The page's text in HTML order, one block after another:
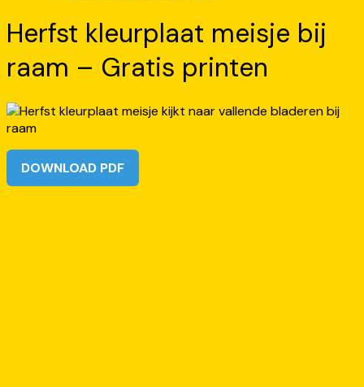
Herfst kleurplaat meisje bij
raam – Gratis printen
DOWNLOAD PDF